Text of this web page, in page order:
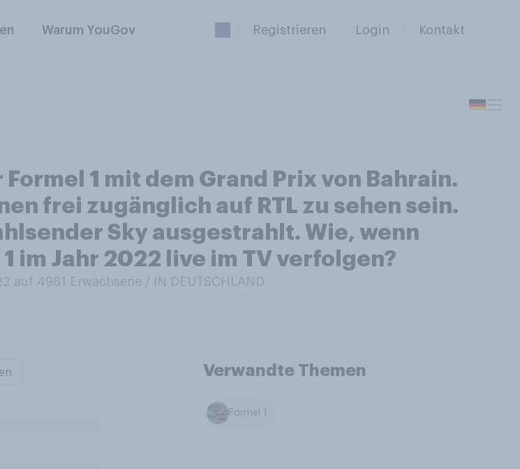
Warum YouGov Registrieren Login Kontakt
1 mit dem Grand Prix von Bahrain.
frei zugänglich auf RTL zu sehen sein.
Sky ausgestrahlt. Wie, wenn
im Jahr 2022 live im TV verfolgen?
auf 4981 Erwachsene / IN DEUTSCHLAND
Verwandte Themen
Formel 1